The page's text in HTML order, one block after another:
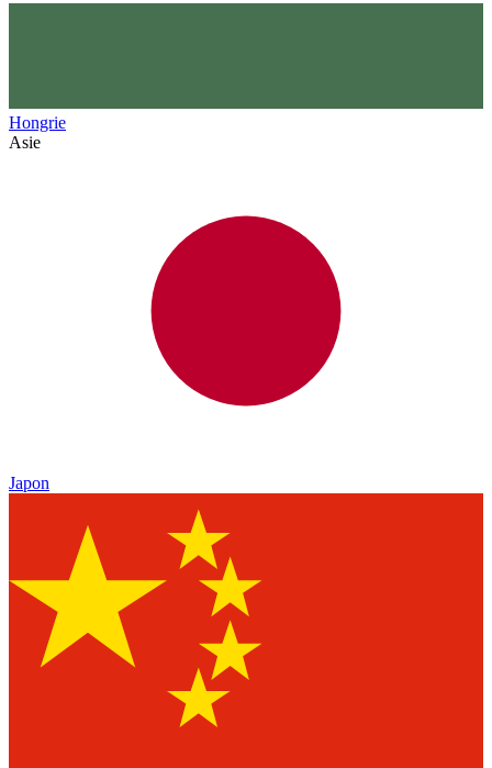
Hongrie
Asie
Japon